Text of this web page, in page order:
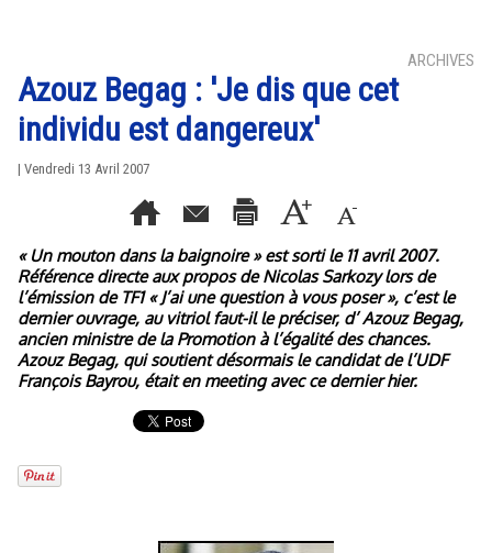
ARCHIVES
Azouz Begag : 'Je dis que cet
individu est dangereux'
| Vendredi 13 Avril 2007
« Un mouton dans la baignoire » est sorti le 11 avril 2007.
Référence directe aux propos de Nicolas Sarkozy lors de
l’émission de TF1 « J’ai une question à vous poser », c’est le
dernier ouvrage, au vitriol faut-il le préciser, d’ Azouz Begag,
ancien ministre de la Promotion à l’égalité des chances.
Azouz Begag, qui soutient désormais le candidat de l’UDF
François Bayrou, était en meeting avec ce dernier hier.